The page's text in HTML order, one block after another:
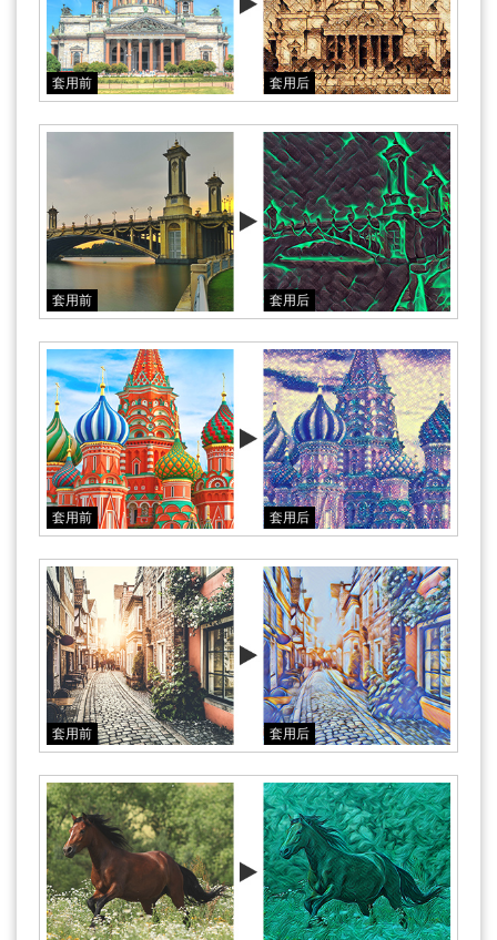
套用前 套用后
套用前 套用后
套用前 套用后
套用前 套用后